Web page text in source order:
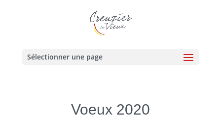
Sélectionner une page
Voeux 2020